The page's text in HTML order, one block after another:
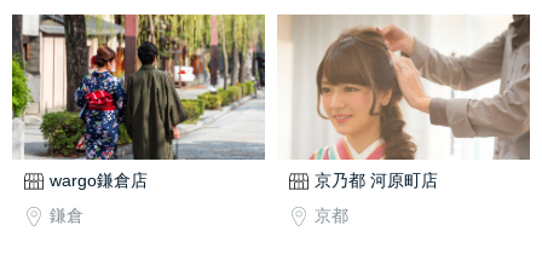
wargo鎌倉店
鎌倉
京乃都 河原町店
京都